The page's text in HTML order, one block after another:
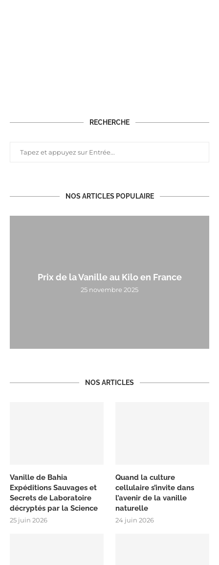
RECHERCHE
NOS ARTICLES POPULAIRE
Prix de la Vanille au Kilo en France
25 novembre 2025
NOS ARTICLES
Vanille de Bahia
Expéditions Sauvages et
Secrets de Laboratoire
décryptés par la Science
25 juin 2026
Quand la culture
cellulaire s’invite dans
l’avenir de la vanille
naturelle
24 juin 2026